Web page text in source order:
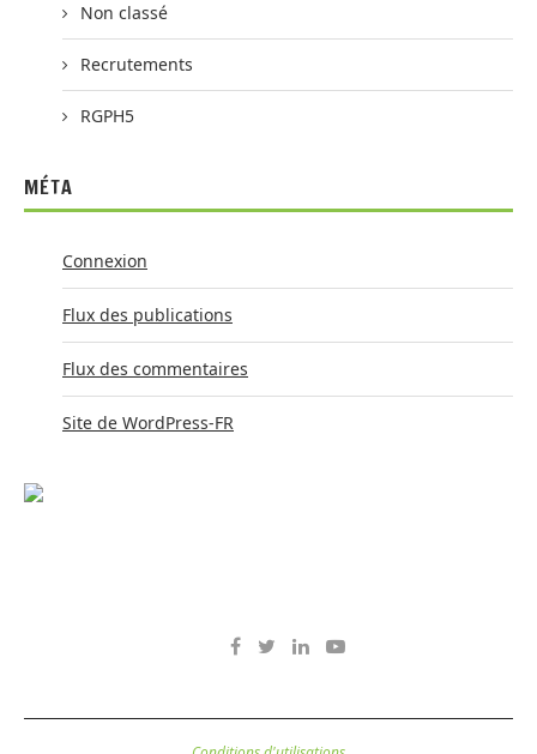
Non classé
Recrutements
RGPH5
MÉTA
Connexion
Flux des publications
Flux des commentaires
Site de WordPress-FR